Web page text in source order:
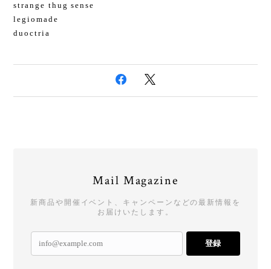
strange thug sense
legiomade
duoctria
Mail Magazine
新商品や開催イベント、キャンペーンなどの最新情報を
お届けいたします。
登録